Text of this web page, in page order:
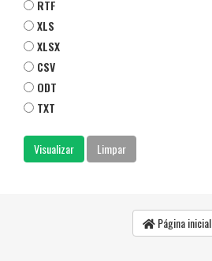
RTF
XLS
XLSX
CSV
ODT
TXT
Página inicial